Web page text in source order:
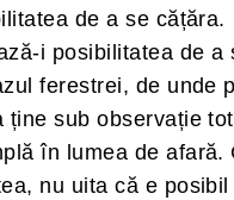
de a se cățăra.
i posibilitatea de a
ferestrei, de unde
ține sub observație
în lumea de afară.
nu uita că e